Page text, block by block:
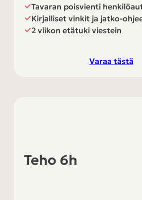
Tavaran poisvienti
Kirjalliset vinkit ja jatko-
2 viikon etätuki viestein
Varaa tästä
Teho 6h